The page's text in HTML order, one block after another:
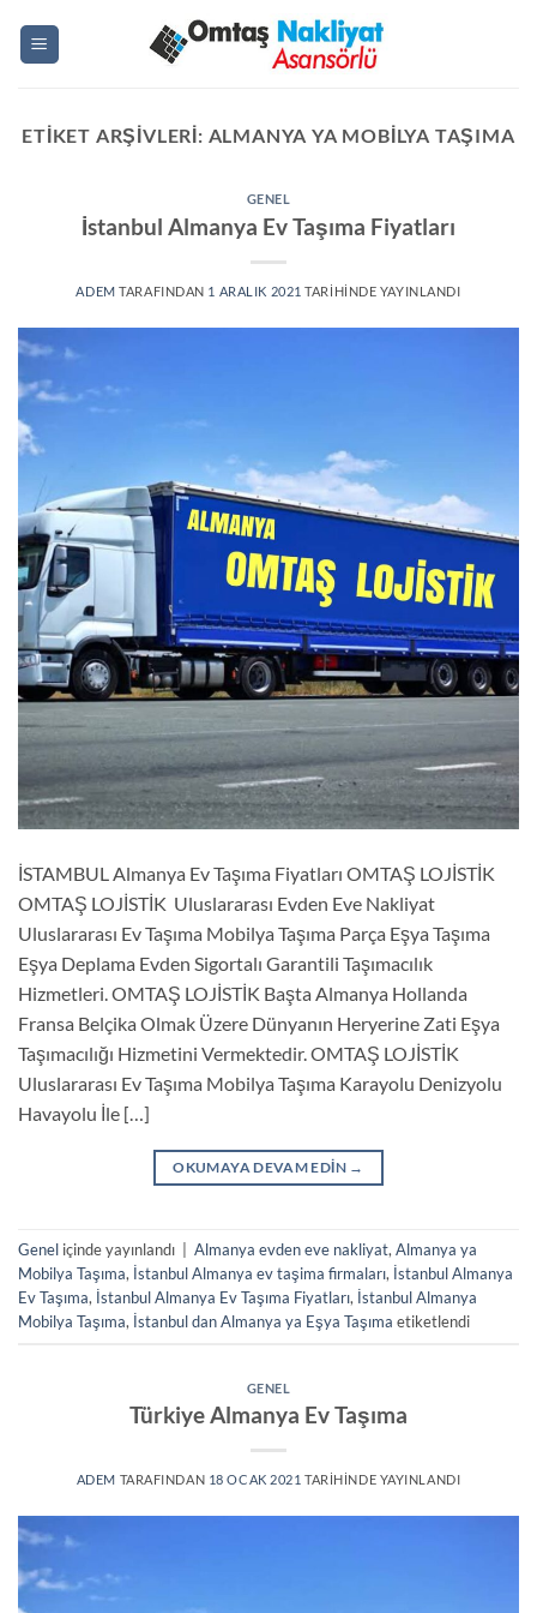
ETIKET ARŞIVLERI: ALMANYA YA MOBILYA TAŞIMA
GENEL
İstanbul Almanya Ev Taşıma Fiyatları
ADEM TARAFINDAN 1 ARALIK 2021 TARIHINDE YAYINLANDI
İSTAMBUL Almanya Ev Taşıma Fiyatları OMTAŞ LOJİSTİK
OMTAŞ LOJİSTİK Uluslararası Evden Eve Nakliyat
Uluslararası Ev Taşıma Mobilya Taşıma Parça Eşya Taşıma
Eşya Deplama Evden Sigortalı Garantili Taşımacılık
Hizmetleri. OMTAŞ LOJİSTİK Başta Almanya Hollanda
Fransa Belçika Olmak Üzere Dünyanın Heryerine Zati Eşya
Taşımacılığı Hizmetini Vermektedir. OMTAŞ LOJİSTİK
Uluslararası Ev Taşıma Mobilya Taşıma Karayolu Denizyolu
Havayolu İle […]
OKUMAYA DEVAM EDIN →
Genel içinde yayınlandı Almanya evden eve nakliyat, Almanya ya
Mobilya Taşıma, İstanbul Almanya ev taşima firmaları, İstanbul Almanya
Ev Taşıma, İstanbul Almanya Ev Taşıma Fiyatları, İstanbul Almanya
Mobilya Taşıma, İstanbul dan Almanya ya Eşya Taşıma etiketlendi
GENEL
Türkiye Almanya Ev Taşıma
ADEM TARAFINDAN 18 OCAK 2021 TARIHINDE YAYINLANDI